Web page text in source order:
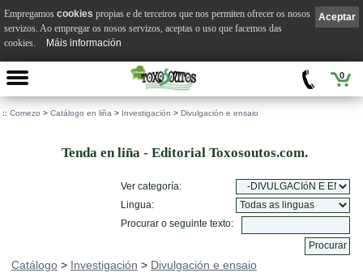
0
:: Comezo > Catálogo en liña > Investigación > Divulgación e ensaio
Tenda en liña - Editorial Toxosoutos.com.
Ver categoría:
Lingua:
Procurar o seguinte texto:
Catálogo > Investigación > Divulgación e ensaio
Aceptar
Empregamos cookies propias e de terceiros que nos permiten ofrecer os nosos
servizos. Ao empregar os nosos servizos, aceptas o uso que facemos das
cookies.
Máis información